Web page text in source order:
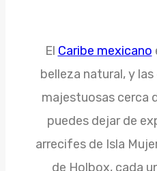
El Caribe mexicano
belleza natural, y
majestuosas cerca
puedes dejar de
arrecifes de Isla
de Holbox, cada